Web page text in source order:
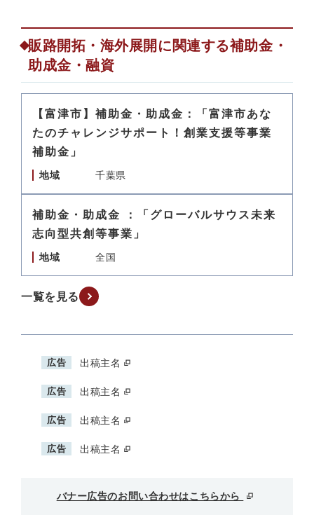
販路開拓・海外展開に関連する補助金・
助成金・融資
【富津市】補助金・助成金：「富津市あな
たのチャレンジサポート！創業支援等事業
補助金」
地域 千葉県
補助金・助成金 ：「グローバルサウス未来
志向型共創等事業」
地域 全国
一覧を見る
広告 出稿主名
広告 出稿主名
広告 出稿主名
広告 出稿主名
バナー広告のお問い合わせはこちらから